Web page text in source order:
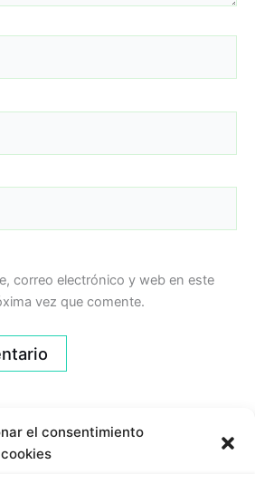
el consentimiento
correo electrónico y web en este
vez que comente.